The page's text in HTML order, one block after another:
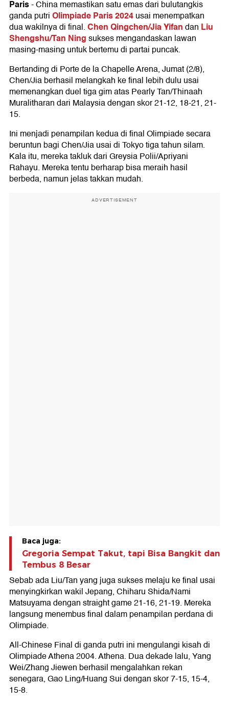
Paris-China memastikan satu emas dari bulutangkis
ganda putriOlimpiade Paris 2024usai menempatkan
dua wakilnya di final.Chen Qingchen/Jia Yifandan Liu
Shengshu/Tan Ningsukses mengandaskan lawan
masing-masing untuk bertemu di partai puncak.
Bertanding di Porte de la Chapelle Arena, Jumat (2/8),
Chen/Jia berhasil melangkah ke final lebih dulu usai
memenangkan duel tiga gim atas Pearly Tan/Thinaah
Muralitharan dari Malaysia dengan skor 21-12, 18-21, 21-
15.
Ini menjadi penampilan kedua di final Olimpiade secara
beruntun bagi Chen/Jia usai di Tokyo tiga tahun silam.
Kala itu, mereka takluk dari Greysia Polii/Apriyani
Rahayu. Mereka tentu berharap bisa meraih hasil
berbeda, namun jelas takkan mudah.
ADVERTISEMENT
Baca juga:
Gregoria Sempat Takut, tapi Bisa Bangkit dan
Tembus 8 Besar
Sebab ada Liu/Tan yang juga sukses melaju ke final usai
menyingkirkan wakil Jepang, Chiharu Shida/Nami
Matsuyama dengan straight game 21-16, 21-19. Mereka
langsung menembus final dalam penampilan perdana di
Olimpiade.
All-Chinese Final di ganda putri ini mengulangi kisah di
Olimpiade Athena 2004. Athena. Dua dekade lalu, Yang
Wei/Zhang Jiewen berhasil mengalahkan rekan
senegara, Gao Ling/Huang Sui dengan skor 7-15, 15-4,
15-8.